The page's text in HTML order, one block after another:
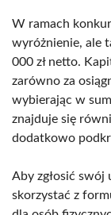
W ramach
wyróżnienie, ale
000 zł netto.
zarówno za
wybierając w
znajduje się
dodatkowo
Aby zgłosić swój
skorzystać z